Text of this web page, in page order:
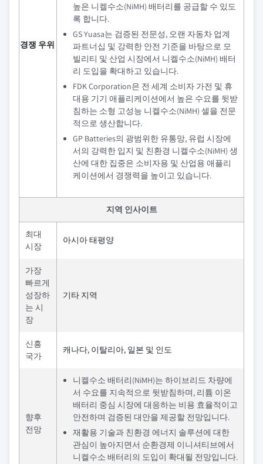
경쟁 우위
높은 니켈수소(NiMH) 배터리를 공급할 수 있도
록 합니다.
GS Yuasa는 검증된 전문성, 오랜 자동차 업계
파트너십 및 강력한 안전 기준을 바탕으로 모
빌리티 및 산업 시장에서 니켈수소(NiMH) 배터
리 도입을 확대하고 있습니다.
FDK Corporation은 전 세계 소비자 가전 및 휴
대용 기기 애플리케이션에서 높은 수요를 뒷받
침하는 소형 고성능 니켈수소(NiMH) 셀을 전문
적으로 생산합니다.
GP Batteries의 광범위한 유통망, 유럽 시장에
서의 강력한 입지 및 친환경 니켈수소(NiMH) 생
산에 대한 집중은 소비자용 및 산업용 애플리
케이션에서 경쟁력을 높이고 있습니다.
지역 인사이트
최대
시장
아시아 태평양
가장
빠르게
성장하
는 시
장
기타 지역
신흥
국가
캐나다, 이탈리아, 일본 및 인도
향후
전망
니켈수소 배터리(NiMH)는 하이브리드 차량에
서 수요를 지속적으로 뒷받침하며, 리튬 이온
배터리 중심 시장에 대응하는 비용 효율적이고
안전하며 검증된 대안을 제공할 전망입니다.
재활용 기술과 친환경 에너지 솔루션에 대한
관심이 높아지면서 순환경제 이니셔티브에서
니켈수소 배터리의 도입이 확대될 전망입니다.